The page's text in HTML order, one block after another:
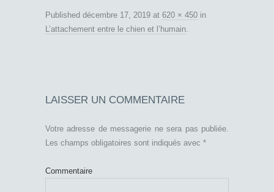
Published décembre 17, 2019 at 620 × 450 in
L’attachement entre le chien et l’humain
LAISSER UN COMMENTAIRE
Votre adresse de messagerie ne sera pas publiée.
Les champs obligatoires sont indiqués avec *
Commentaire